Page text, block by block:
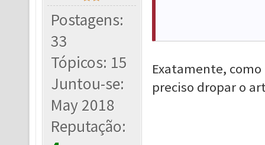
Postagens:
33
Tópicos: 15
Juntou-se:
May 2018
Reputação:
Exatamente, como
preciso dropar o